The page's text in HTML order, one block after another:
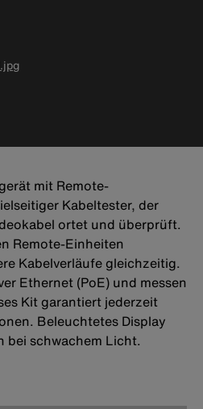
mit Remote-
Kabeltester, der
ortet und überprüft.
Remote-Einheiten
Kabelverläufe gleichzeitig.
Ethernet (PoE) und messen
Kit garantiert jederzeit
Beleuchtetes Display
bei schwachem Licht.